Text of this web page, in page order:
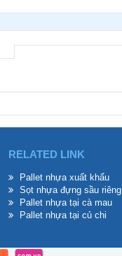
RELATED LINK
Pallet nhựa xuất khẩu
Sọt nhựa đựng sầu riêng
Pallet nhựa tại cà mau
Pallet nhựa tại củ chi